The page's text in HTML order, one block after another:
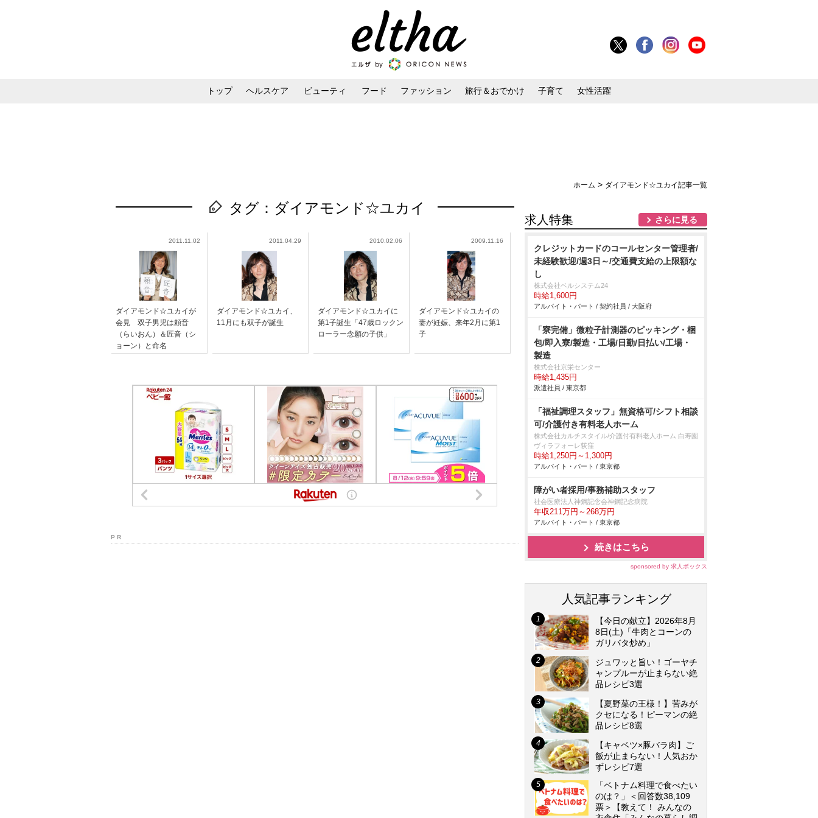
トップ ヘルスケア ビューティ フード ファッション 旅行＆おでかけ 子育て 女性活躍
ホーム > ダイアモンド☆ユカイ記事一覧
タグ：ダイアモンド☆ユカイ
2011.11.02
ダイアモンド☆ユカイが
会見 双子男児は頼音
（らいおん）＆匠音（シ
ョーン）と命名
2011.04.29
ダイアモンド☆ユカイ、
11月にも双子が誕生
2010.02.06
ダイアモンド☆ユカイに
第1子誕生「47歳ロックン
ローラー念願の子供」
2009.11.16
ダイアモンド☆ユカイの
妻が妊娠、来年2月に第1
子
P R
求人特集 さらに見る
クレジットカードのコールセンター管理者/
未経験歓迎/週3日～/交通費支給の上限額な
し
株式会社ベルシステム24
時給1,600円
アルバイト・パート / 契約社員 / 大阪府
「寮完備」微粒子計測器のピッキング・梱
包/即入寮/製造・工場/日勤/日払い/工場・
製造
株式会社京栄センター
時給1,435円
派遣社員 / 東京都
「福祉調理スタッフ」無資格可/シフト相談
可/介護付き有料老人ホーム
株式会社カルチスタイル/介護付有料老人ホーム 白寿園
ヴィラフォーレ荻窪
時給1,250円～1,300円
アルバイト・パート / 東京都
障がい者採用/事務補助スタッフ
社会医療法人神鋼記念会神鋼記念病院
年収211万円～268万円
アルバイト・パート / 東京都
続きはこちら
sponsored by 求人ボックス
人気記事ランキング
【今日の献立】2026年8月
8日(土)「牛肉とコーンの
ガリバタ炒め」
ジュワッと旨い！ゴーヤチ
ャンプルーが止まらない絶
品レシピ3選
【夏野菜の王様！】苦みが
クセになる！ピーマンの絶
品レシピ8選
【キャベツ×豚バラ肉】ご
飯が止まらない！人気おか
ずレシピ7選
「ベトナム料理で食べたい
のは？」＜回答数38,109
票＞【教えて！ みんなの